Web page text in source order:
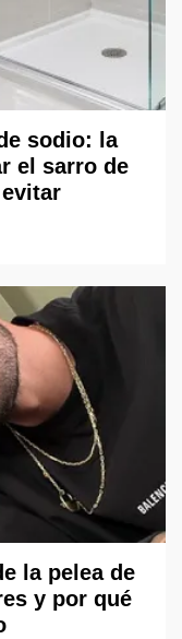
sodio: la
el sarro de
la pelea de
y por qué